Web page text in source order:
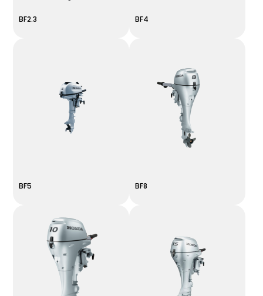
BF2.3 BF4
BF5 BF8